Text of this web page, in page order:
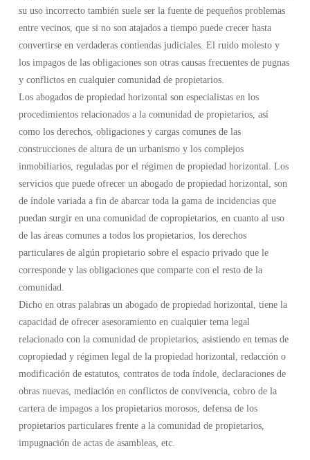
su uso incorrecto también suele ser la fuente de pequeños problemas
entre vecinos, que si no son atajados a tiempo puede crecer hasta
convertirse en verdaderas contiendas judiciales. El ruido molesto y
los impagos de las obligaciones son otras causas frecuentes de pugnas
y conflictos en cualquier comunidad de propietarios.
Los abogados de propiedad horizontal son especialistas en los
procedimientos relacionados a la comunidad de propietarios, así
como los derechos, obligaciones y cargas comunes de las
construcciones de altura de un urbanismo y los complejos
inmobiliarios, reguladas por el régimen de propiedad horizontal. Los
servicios que puede ofrecer un abogado de propiedad horizontal, son
de índole variada a fin de abarcar toda la gama de incidencias que
puedan surgir en una comunidad de copropietarios, en cuanto al uso
de las áreas comunes a todos los propietarios, los derechos
particulares de algún propietario sobre el espacio privado que le
corresponde y las obligaciones que comparte con el resto de la
comunidad.
Dicho en otras palabras un abogado de propiedad horizontal, tiene la
capacidad de ofrecer asesoramiento en cualquier tema legal
relacionado con la comunidad de propietarios, asistiendo en temas de
copropiedad y régimen legal de la propiedad horizontal, redacción o
modificación de estatutos, contratos de toda índole, declaraciones de
obras nuevas, mediación en conflictos de convivencia, cobro de la
cartera de impagos a los propietarios morosos, defensa de los
propietarios particulares frente a la comunidad de propietarios,
impugnación de actas de asambleas, etc.